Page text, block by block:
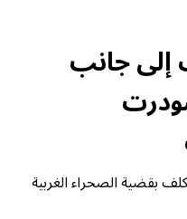
إلى جانب
بقضية الصحراء الغربية